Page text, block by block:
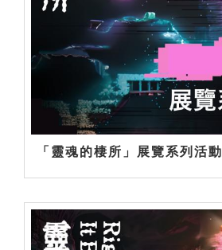
「靈魂的棲所」展覽系列活動